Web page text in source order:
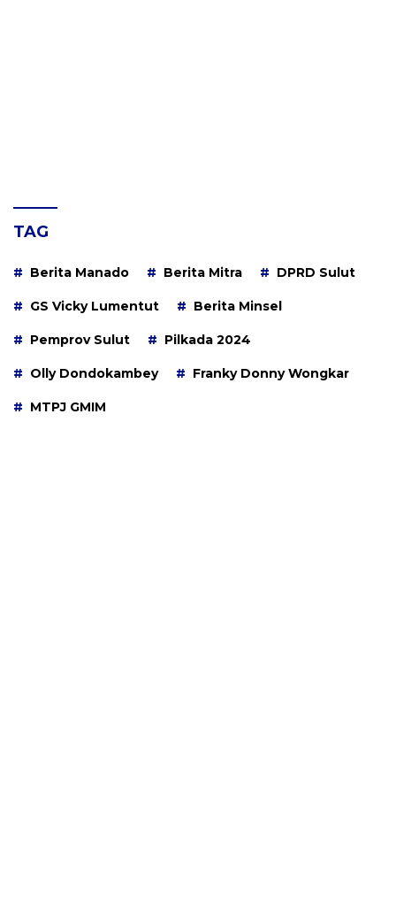
TAG
Berita Manado Berita Mitra DPRD Sulut
GS Vicky Lumentut Berita Minsel
Pemprov Sulut Pilkada 2024
Olly Dondokambey Franky Donny Wongkar
MTPJ GMIM